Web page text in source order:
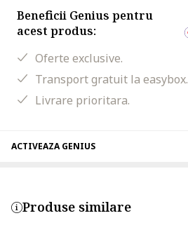
Beneficii Genius pentru
acest produs:
Oferte exclusive.
Transport gratuit la easybox.
Livrare prioritara.
ACTIVEAZA GENIUS
Produse similare